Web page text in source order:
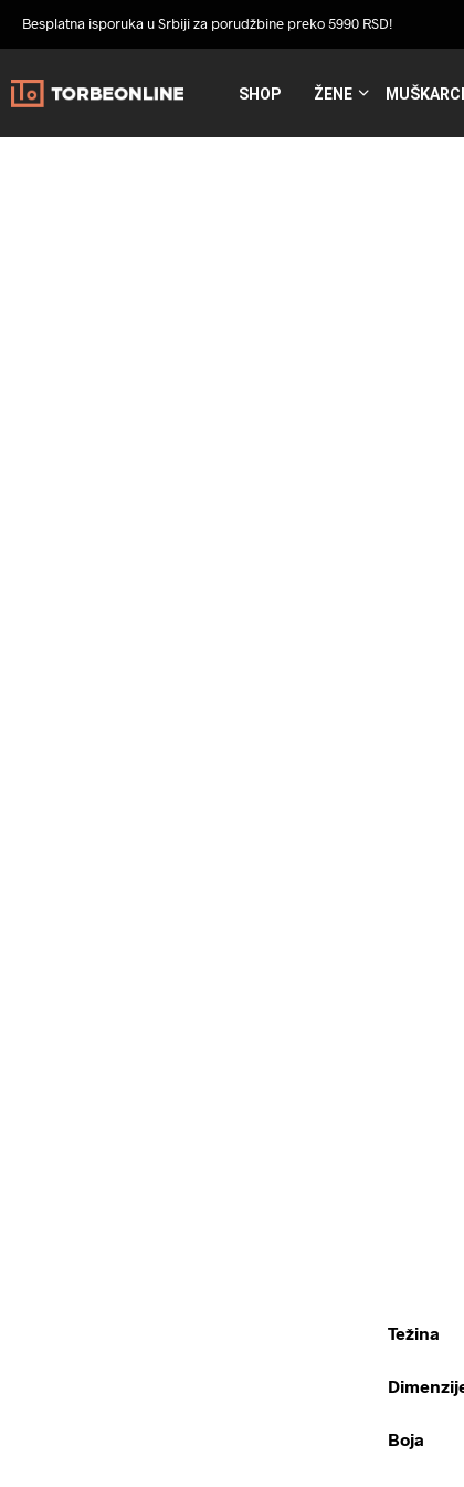
Besplatna isporuka u Srbiji za porudžbine preko 5990 RSD!
SHOP ŽENE MUŠKARCI
Težina
Boja